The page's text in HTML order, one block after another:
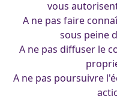
vous
A ne pas faire
sous peine
A ne pas diffuser le
A ne pas poursuivre
Jessica-Rabitt 26-09-2017